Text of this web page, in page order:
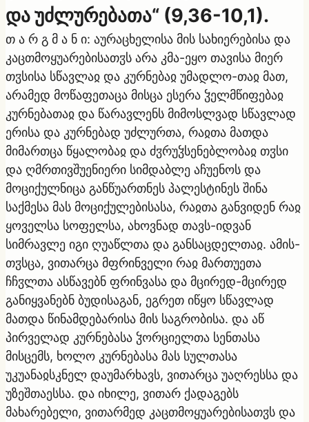
და უძლურებათა“ (9,36-10,1).
თ ა რ გ მ ა ნ ი: აურაცხელისა მის სახიერებისა და
კაცთმოყუარებისათჳს არა კმა-ეყო თავისა მიერ
თჳსისა სწავლაჲ და კურნებაჲ უმადლო-თაჲ მათ,
არამედ მოწაფეთაცა მისცა ესერა ჴელმწიფებაჲ
კურნებათაჲ და წარავლენს მიმოსლვად სწავლად
ერისა და კურნებად უძლურთა, რაჲთა მათდა
მიმართცა წყალობაჲ და ძჳრუჴსენებლობაჲ თჳსი
და ღმრთივშუენიერი სიმდაბლე აჩუენოს და
მოციქულნიცა განწუართნეს პალესტინეს შინა
საქმესა მას მოციქულებისასა, რაჲთა განვიდენ რაჲ
ყოველსა სოფელსა, ახოვნად თავს-იდვან
სიმრავლე იგი ღუაწლთა და განსაცდელთაჲ. ამის-
თჳსცა, ვითარცა მფრინველი რაჲ მართუეთა
ჩჩჳლთა ასწავებნ ფრინვასა და მცირედ-მცირედ
განიყვანებნ ბუდისაგან, ეგრეთ იწყო სწავლად
მათდა წინამდებარისა მის საგრობისა. და აწ
პირველად კურნებასა ჴორციელთა სენთასა
მისცემს, ხოლო კურნებასა მას სულთასა
უკუანაჲსკნელ დაუმარხავს, ვითარცა უაღრესსა და
უზეშთაესსა. და იხილე, ვითარ ქადაგებს
მახარებელი, ვითარმედ კაცთმოყუარებისათჳს და